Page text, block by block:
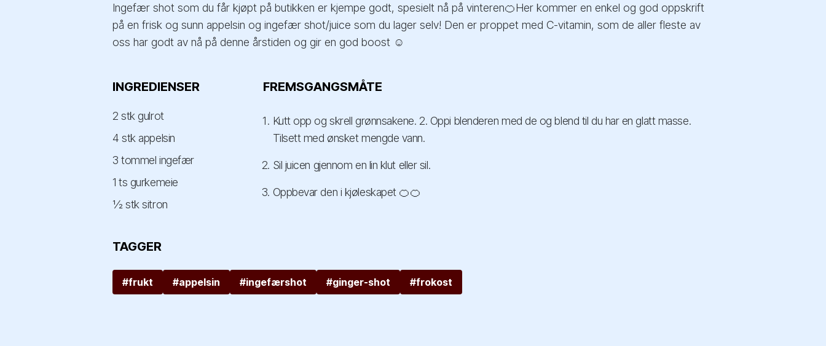
Ingefær shot som du får kjøpt på butikken er kjempe godt, spesielt nå på vinteren🍊Her kommer en enkel og god oppskrift
på en frisk og sunn appelsin og ingefær shot/juice som du lager selv! Den er proppet med C-vitamin, som de aller fleste av
oss har godt av nå på denne årstiden og gir en god boost ☺️
INGREDIENSER
2 stk gulrot
4 stk appelsin
3 tommel ingefær
1 ts gurkemeie
½ stk sitron
FREMSGANGSMÅTE
Kutt opp og skrell grønnsakene. 2. Oppi blenderen med de og blend til du har en glatt masse.
Tilsett med ønsket mengde vann.
Sil juicen gjennom en lin klut eller sil.
Oppbevar den i kjøleskapet 🍊🍊
TAGGER
#frukt #appelsin #ingefærshot #ginger-shot #frokost